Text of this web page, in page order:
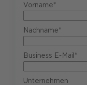
Vorname*
Nachname*
Business E-Mail*
Unternehmen